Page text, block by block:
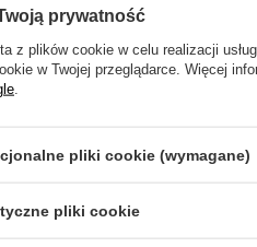
3
Kubki na prezent
2022-12-27
5/5
2020-05-25
prywatność
z plików cookie w celu realizacji
w Twojej przeglądarce. Więcej
pliki cookie (wymagane)
pliki cookie